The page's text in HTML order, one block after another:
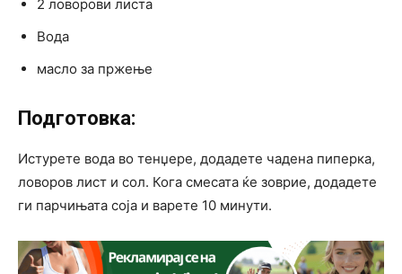
2 ловорови листа
Вода
масло за пржење
Подготовка:
Истурете вода во тенџере, додадете чадена пиперка,
ловоров лист и сол. Кога смесата ќе зоврие, додадете
ги парчињата соја и варете 10 минути.